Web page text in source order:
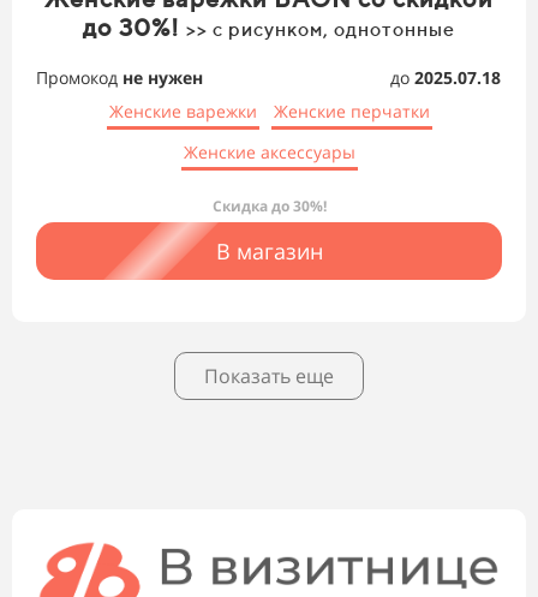
до 30%! >> с рисунком, однотонные
Промокод не нужен до 2025.07.18
Женские варежки
Женские перчатки
Женские аксессуары
Скидка до 30%!
В магазин
Показать еще